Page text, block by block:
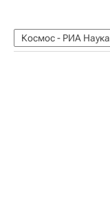
Космос - РИА Наука